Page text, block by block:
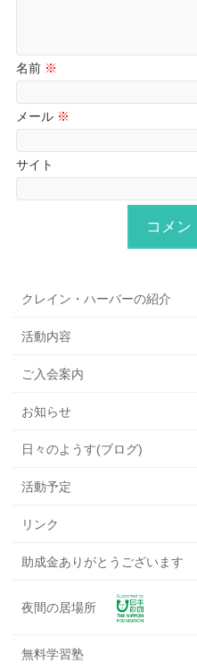
名前 ※
メール ※
サイト
クレイン・ハーバーの紹介
活動内容
ご入会案内
お知らせ
日々のようす(ブログ)
活動予定
リンク
助成金ありがとうございます
夜間の居場所
無料学習塾